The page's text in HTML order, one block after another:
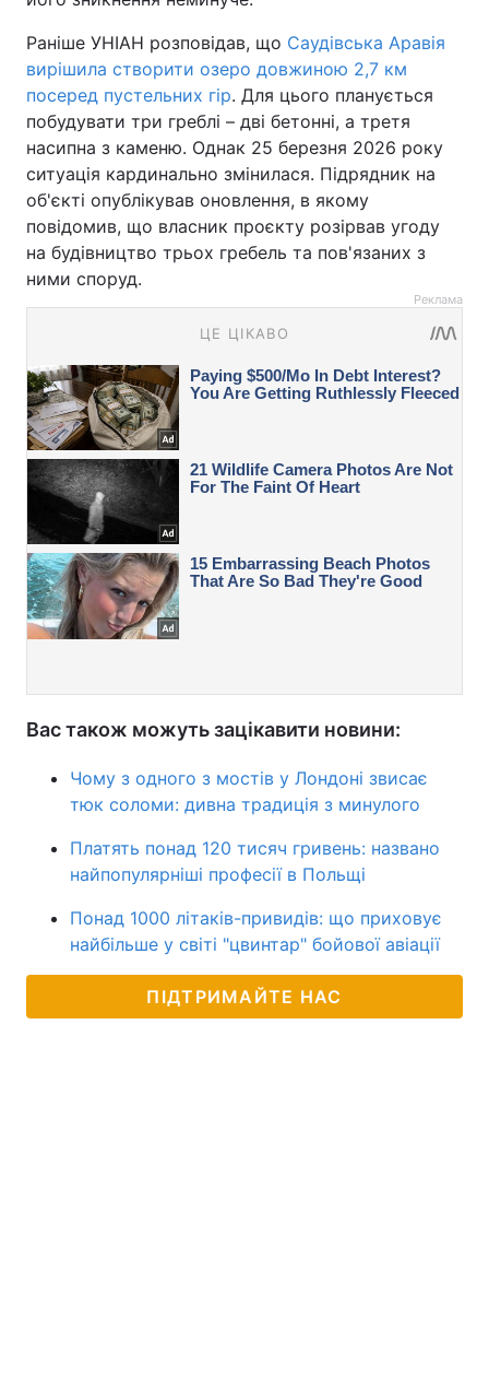
Раніше УНІАН розповідав, що Саудівська Аравія
вирішила створити озеро довжиною 2,7 км
посеред пустельних гір. Для цього планується
побудувати три греблі – дві бетонні, а третя
насипна з каменю. Однак 25 березня 2026 року
ситуація кардинально змінилася. Підрядник на
об'єкті опублікував оновлення, в якому
повідомив, що власник проєкту розірвав угоду
на будівництво трьох гребель та пов'язаних з
ними споруд.
Реклама
Вас також можуть зацікавити новини:
Чому з одного з мостів у Лондоні звисає
тюк соломи: дивна традиція з минулого
Платять понад 120 тисяч гривень: названо
найпопулярніші професії в Польщі
Понад 1000 літаків-привидів: що приховує
найбільше у світі "цвинтар" бойової авіації
ПІДТРИМАЙТЕ НАС